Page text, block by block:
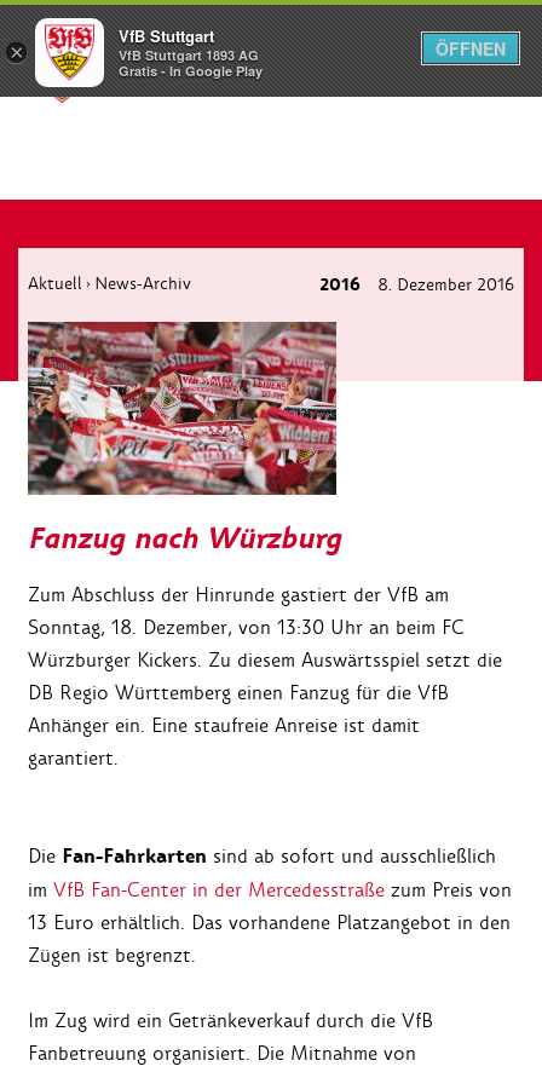
Menü
Aktuell › News-Archiv 2016 8. Dezember 2016
Fanzug nach Würzburg
Zum Abschluss der Hinrunde gastiert der VfB am
Sonntag, 18. Dezember, von 13:30 Uhr an beim FC
Würzburger Kickers. Zu diesem Auswärtsspiel setzt die
DB Regio Württemberg einen Fanzug für die VfB
Anhänger ein. Eine staufreie Anreise ist damit
garantiert.
Die Fan-Fahrkarten sind ab sofort und ausschließlich
im VfB Fan-Center in der Mercedesstraße zum Preis von
13 Euro erhältlich. Das vorhandene Platzangebot in den
Zügen ist begrenzt.
Im Zug wird ein Getränkeverkauf durch die VfB
Fanbetreuung organisiert. Die Mitnahme von
×
VfB Stuttgart
VfB Stuttgart 1893 AG
Gratis - In Google Play
ÖFFNEN